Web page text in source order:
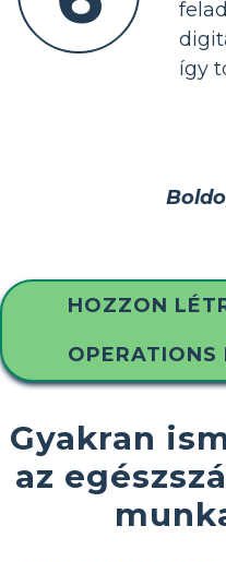
így
HOZZON
OPERATIONS
Gyakran
az